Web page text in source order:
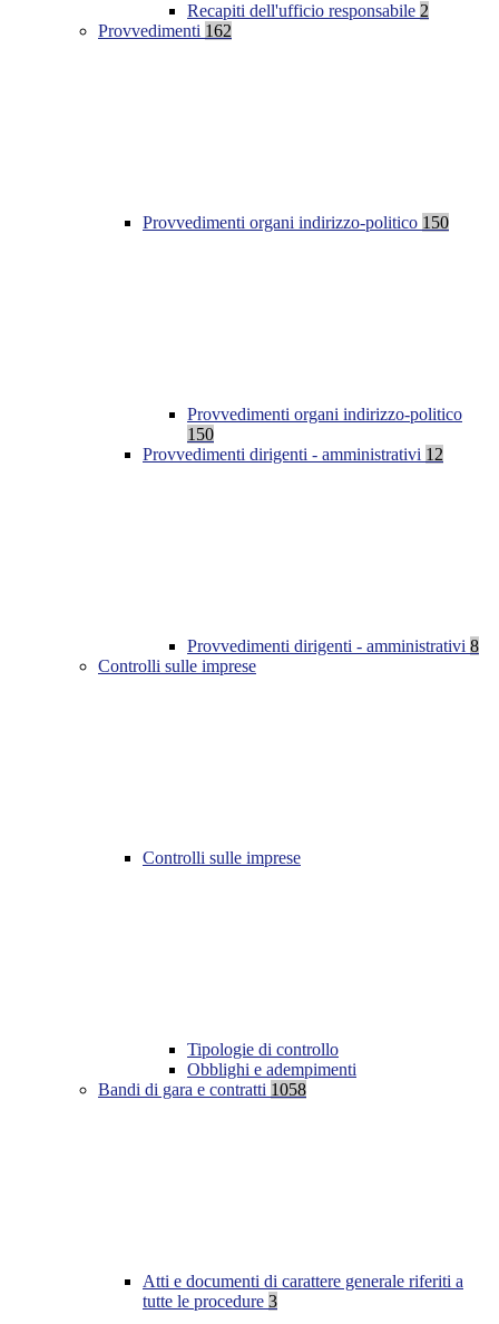
Recapiti dell'ufficio responsabile 2
Provvedimenti 162
Provvedimenti organi indirizzo-politico 150
Provvedimenti organi indirizzo-politico
150
Provvedimenti dirigenti - amministrativi 12
Provvedimenti dirigenti - amministrativi 8
Controlli sulle imprese
Controlli sulle imprese
Tipologie di controllo
Obblighi e adempimenti
Bandi di gara e contratti 1058
Atti e documenti di carattere generale riferiti a
tutte le procedure 3